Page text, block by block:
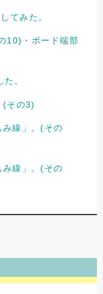
てみた。
10)・ボード端部
。
(その3)
み線」。(その
み線」。(その